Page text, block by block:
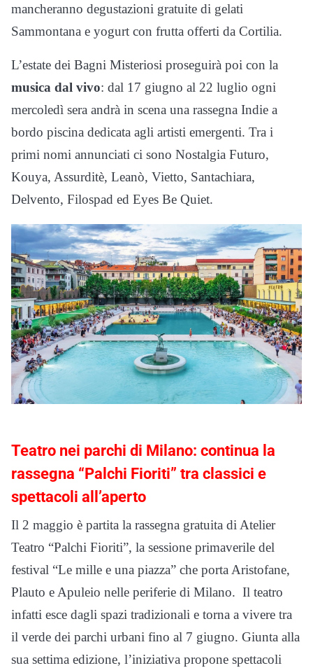
mancheranno degustazioni gratuite di gelati
Sammontana e yogurt con frutta offerti da Cortilia.
L’estate dei Bagni Misteriosi proseguirà poi con la
musica dal vivo: dal 17 giugno al 22 luglio ogni
mercoledì sera andrà in scena una rassegna Indie a
bordo piscina dedicata agli artisti emergenti. Tra i
primi nomi annunciati ci sono Nostalgia Futuro,
Kouya, Assurditè, Leanò, Vietto, Santachiara,
Delvento, Filospad ed Eyes Be Quiet.
Teatro nei parchi di Milano: continua la
rassegna “Palchi Fioriti” tra classici e
spettacoli all’aperto
Il 2 maggio è partita la rassegna gratuita di Atelier
Teatro “Palchi Fioriti”, la sessione primaverile del
festival “Le mille e una piazza” che porta Aristofane,
Plauto e Apuleio nelle periferie di Milano. Il teatro
infatti esce dagli spazi tradizionali e torna a vivere tra
il verde dei parchi urbani fino al 7 giugno. Giunta alla
sua settima edizione, l’iniziativa propone spettacoli